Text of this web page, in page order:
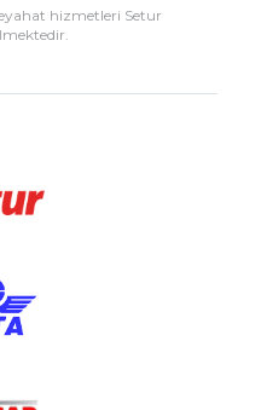
hizmetleri Setur